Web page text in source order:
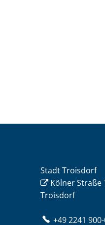
Stadt Troisdorf
Kölner Straße
Troisdorf
+49 2241